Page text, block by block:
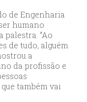
de Engenharia
humano
“Ao
de tudo, alguém
a
da profissão e
também vai